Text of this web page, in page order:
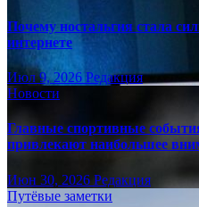
Почему ностальгия стала
интернете
Июл 9, 2026 Редакция
Новости
Главные спортивные
привлекают наибольшее
Июн 30, 2026 Редакция
Путёвые заметки